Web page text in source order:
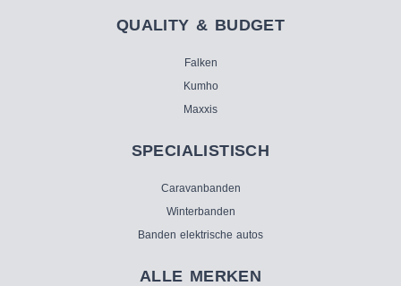
QUALITY & BUDGET
Falken
Kumho
Maxxis
SPECIALISTISCH
Caravanbanden
Winterbanden
Banden elektrische autos
ALLE MERKEN